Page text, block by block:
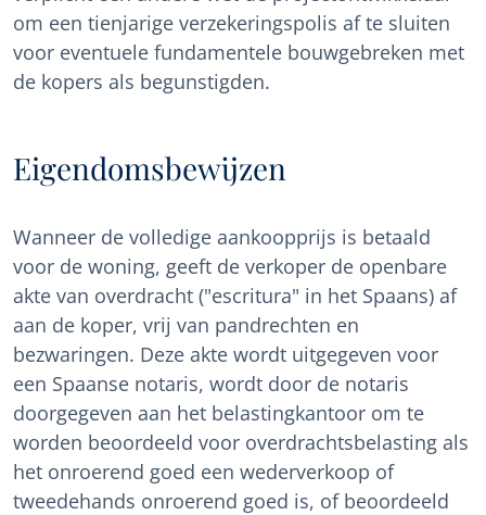
om een tienjarige verzekeringspolis af te sluiten
voor eventuele fundamentele bouwgebreken met
de kopers als begunstigden.
Eigendomsbewijzen
Wanneer de volledige aankoopprijs is betaald
voor de woning, geeft de verkoper de openbare
akte van overdracht ("escritura" in het Spaans) af
aan de koper, vrij van pandrechten en
bezwaringen. Deze akte wordt uitgegeven voor
een Spaanse notaris, wordt door de notaris
doorgegeven aan het belastingkantoor om te
worden beoordeeld voor overdrachtsbelasting als
het onroerend goed een wederverkoop of
tweedehands onroerend goed is, of beoordeeld